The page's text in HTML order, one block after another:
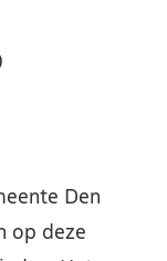
Den
op deze